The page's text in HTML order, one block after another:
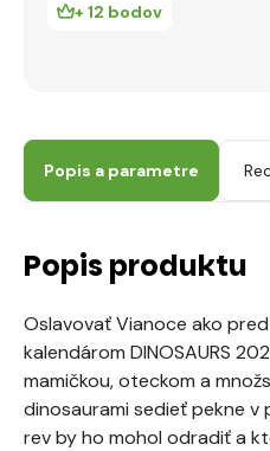
+ 12 bodov
Popis a parametre
Popis produktu
Oslavovať Vianoce ako
kalendárom DINOSAURS
mamičkou, oteckom a
dinosaurami sedieť pekne v
rev by ho mohol odradiť a